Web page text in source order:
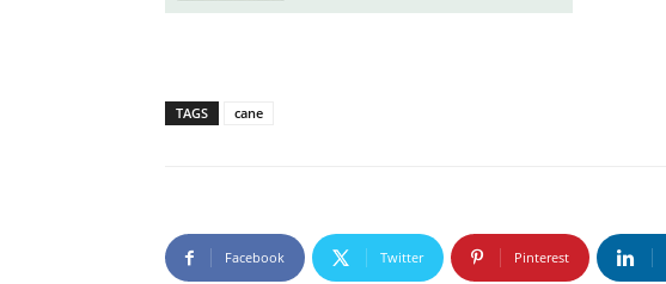
TAGS cane
Facebook Twitter Pinterest